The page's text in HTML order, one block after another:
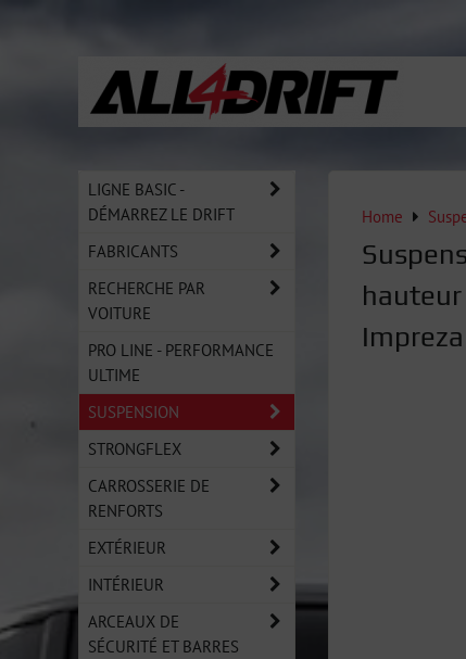
Home
Impreza
LIGNE BASIC -
DÉMARREZ LE DRIFT
FABRICANTS
RECHERCHE PAR
VOITURE
PRO LINE - PERFORMANCE
ULTIME
SUSPENSION
STRONGFLEX
CARROSSERIE DE
RENFORTS
EXTÉRIEUR
INTÉRIEUR
ARCEAUX DE
SÉCURITÉ ET BARRES